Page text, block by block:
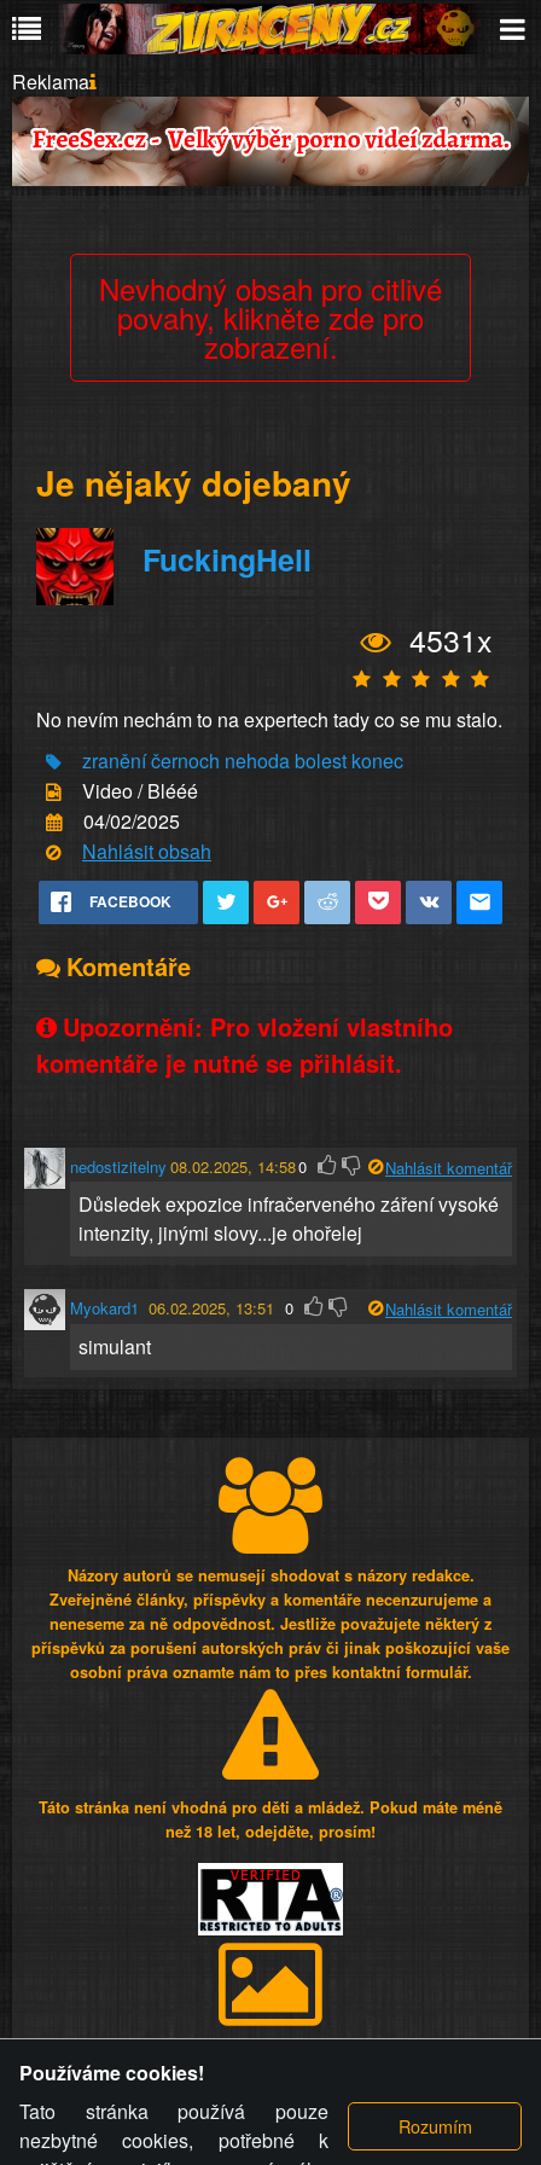
Reklama
Nevhodný obsah pro citlivé
povahy, klikněte zde pro
zobrazení.
Je nějaký dojebaný
FuckingHell
4531x
No nevím nechám to na expertech tady co se mu stalo.
zraněníčernoch nehodabolest konec
Video / Blééé
04/02/2025
Nahlásit obsah
FACEBOOK
Komentáře
Upozornění: Pro vložení vlastního
komentáře je nutné se přihlásit.
nedostizitelny 08.02.2025, 14:580 Nahlásit komentář
Důsledek expozice infračerveného záření vysoké
intenzity, jinými slovy...je ohořelej
Myokard1 06.02.2025, 13:51 0 Nahlásit komentář
simulant
Názory autorů se nemusejí shodovat s názory redakce.
Zveřejněné články, příspěvky a komentáře necenzurujeme a
neneseme za ně odpovědnost. Jestliže považujete některý z
příspěvků za porušení autorských práv či jinak poškozující vaše
osobní práva oznamte nám to přes kontaktní formulář.
Táto stránka není vhodná pro děti a mládež. Pokud máte méně
než 18 let, odejděte, prosím!
videa a komentáře. Osoba, které se toto opatření provozovatele
stránky týče, ani osoba, která umístila fotografii nebo video na
stránku, nemůže z důvodu odstranění fotografie, videa nebo
komentáře pro výše uvedenou okolnost uplatnit vůči
Používáme cookies!
Tato stránka používá pouze
nezbytné cookies, potřebné k